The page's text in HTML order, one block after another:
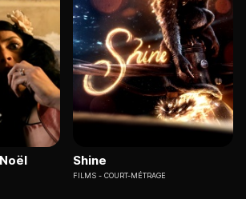
Shine
FILMS COURT-MÉTRAGE